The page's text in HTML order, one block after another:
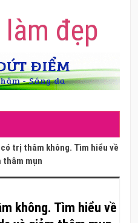
làm đẹp
trị thâm không. Tìm hiểu về
thâm mụn
không. Tìm hiểu về